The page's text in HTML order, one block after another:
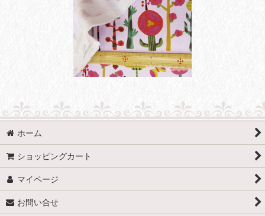
ホーム
ショッピングカート
マイページ
お問い合せ